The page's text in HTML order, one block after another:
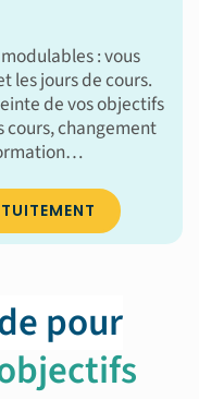
: vous
les jours de cours.
de vos objectifs
cours, changement
pour